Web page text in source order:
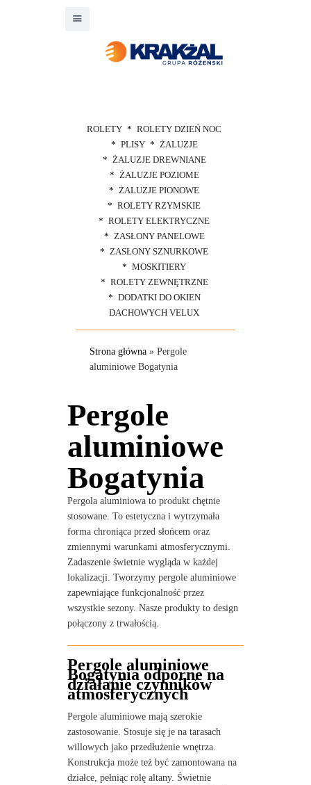
ROLETY
ROLETY DZIEŃ NOC
PLISY
ŻALUZJE
ŻALUZJE DREWNIANE
ŻALUZJE POZIOME
ŻALUZJE PIONOWE
ROLETY RZYMSKIE
ROLETY ELEKTRYCZNE
ZASŁONY PANELOWE
ZASŁONY SZNURKOWE
MOSKITIERY
ROLETY ZEWNĘTRZNE
DODATKI DO OKIEN
DACHOWYCH VELUX
Strona główna » Pergole
aluminiowe Bogatynia
Pergole
aluminiowe
Bogatynia
Pergola aluminiowa to produkt chętnie
stosowane. To estetyczna i wytrzymała
forma chroniąca przed słońcem oraz
zmiennymi warunkami atmosferycznymi.
Zadaszenie świetnie wygląda w każdej
lokalizacji. Tworzymy pergole aluminiowe
zapewniające funkcjonalność przez
wszystkie sezony. Nasze produkty to design
połączony z trwałością.
Pergole aluminiowe
Bogatynia odporne na
działanie czynników
atmosferycznych
Pergole aluminiowe mają szerokie
zastosowanie. Stosuje się je na tarasach
willowych jako przedłużenie wnętrza.
Konstrukcja może też być zamontowana na
działce, pełniąc rolę altany. Świetnie